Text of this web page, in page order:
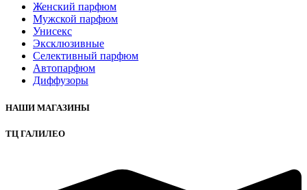
Женский парфюм
Мужской парфюм
Унисекс
Эксклюзивные
Селективный парфюм
Автопарфюм
Диффузоры
НАШИ МАГАЗИНЫ
ТЦ ГАЛИЛЕО